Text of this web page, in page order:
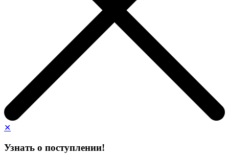
✕
Узнать о поступлении!